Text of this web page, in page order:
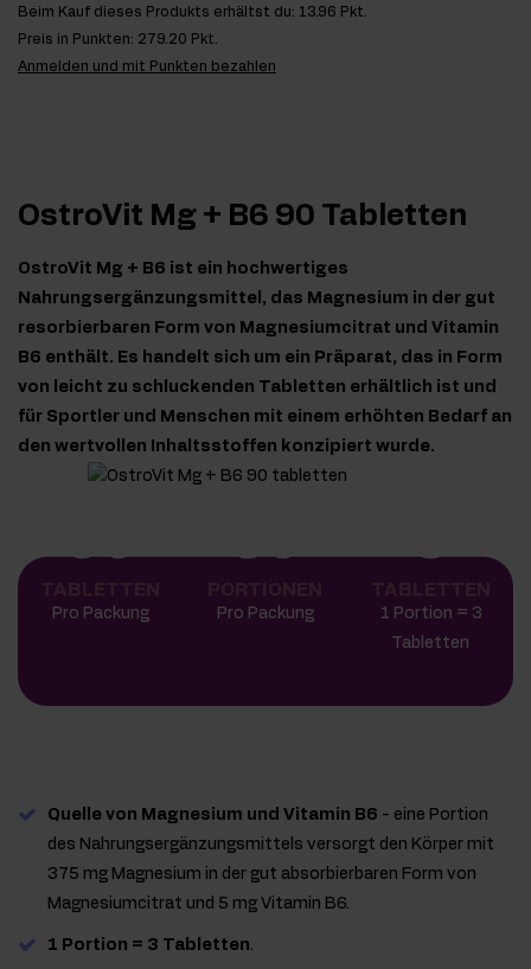
Beim Kauf dieses Produkts erhältst du: 13.96 Pkt.
Preis in Punkten: 279.20 Pkt.
Anmelden und mit Punkten bezahlen
OstroVit Mg + B6 90 Tabletten
OstroVit Mg + B6 ist ein hochwertiges
Nahrungsergänzungsmittel, das Magnesium in der gut
resorbierbaren Form von Magnesiumcitrat und Vitamin
B6 enthält. Es handelt sich um ein Präparat, das in Form
von leicht zu schluckenden Tabletten erhältlich ist und
für Sportler und Menschen mit einem erhöhten Bedarf an
den wertvollen Inhaltsstoffen konzipiert wurde.
90
Pro Packung
30
Pro Packung
3
1 Portion = 3
Tabletten
Quelle von Magnesium und Vitamin B6 - eine Portion
des Nahrungsergänzungsmittels versorgt den Körper mit
375 mg Magnesium in der gut absorbierbaren Form von
Magnesiumcitrat und 5 mg Vitamin B6.
1 Portion = 3 Tabletten.